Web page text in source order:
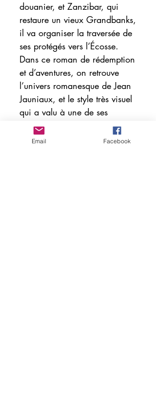
douanier, et Zanzibar, qui
restaure un vieux Grandbanks,
il va organiser la traversée de
ses protégés vers l’Écosse.
Dans ce roman de rédemption
et d’aventures, on retrouve
l’univers romanesque de Jean
Jauniaux, et le style très visuel
qui a valu à une de ses
nouvelles d’être adaptée au
cinéma.
Email Facebook